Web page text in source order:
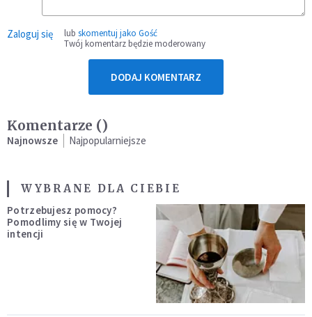
Zaloguj się lub skomentuj jako Gość
Twój komentarz będzie moderowany
DODAJ KOMENTARZ
Komentarze ()
Najnowsze Najpopularniejsze
WYBRANE DLA CIEBIE
Potrzebujesz pomocy?
Pomodlimy się w Twojej
intencji